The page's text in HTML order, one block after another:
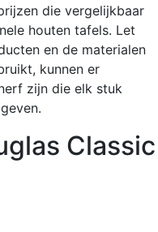
die vergelijkbaar
houten tafels. Let
en de materialen
kunnen er
zijn die elk stuk
Classic